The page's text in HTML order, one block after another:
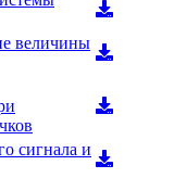
величины
сигнала и